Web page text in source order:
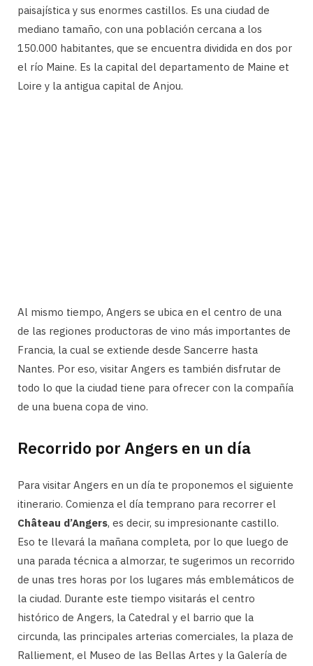
paisajística y sus enormes castillos. Es una ciudad de
mediano tamaño, con una población cercana a los
150.000 habitantes, que se encuentra dividida en dos por
el río Maine. Es la capital del departamento de Maine et
Loire y la antigua capital de Anjou.
Al mismo tiempo, Angers se ubica en el centro de una
de las regiones productoras de vino más importantes de
Francia, la cual se extiende desde Sancerre hasta
Nantes. Por eso, visitar Angers es también disfrutar de
todo lo que la ciudad tiene para ofrecer con la compañía
de una buena copa de vino.
Recorrido por Angers en un día
Para visitar Angers en un día te proponemos el siguiente
itinerario. Comienza el día temprano para recorrer el
Château d’Angers, es decir, su impresionante castillo.
Eso te llevará la mañana completa, por lo que luego de
una parada técnica a almorzar, te sugerimos un recorrido
de unas tres horas por los lugares más emblemáticos de
la ciudad. Durante este tiempo visitarás el centro
histórico de Angers, la Catedral y el barrio que la
circunda, las principales arterias comerciales, la plaza de
Ralliement, el Museo de las Bellas Artes y la Galería de